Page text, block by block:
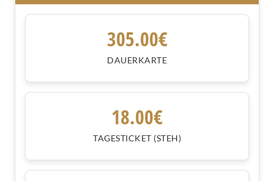
305.00€
DAUERKARTE
18.00€
TAGESTICKET (STEH)